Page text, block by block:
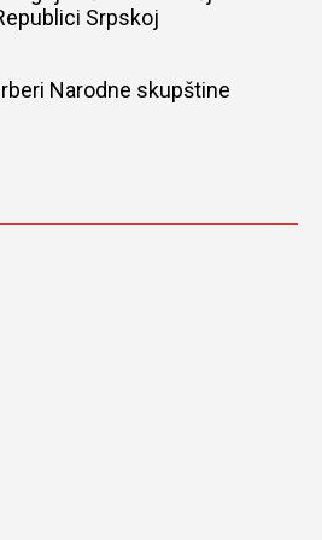
Srpskoj
Narodne skupštine